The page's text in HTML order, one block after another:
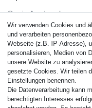
Casio Armband
Festina Armband
Citizen Armband
M. Lacroix Armband
J. Lemans Armband
Uhrenarmbänder - Alle
Sicherheit
Wir verwenden Cookies und
und verarbeiten
Webseite (z.B. IP-Adresse),
personalisieren, Medien von
unsere Website zu
gesetzte Cookies. Wir teilen
Einstellungen benennen.
Die Datenverarbeitung kann
berechtigten Interesses